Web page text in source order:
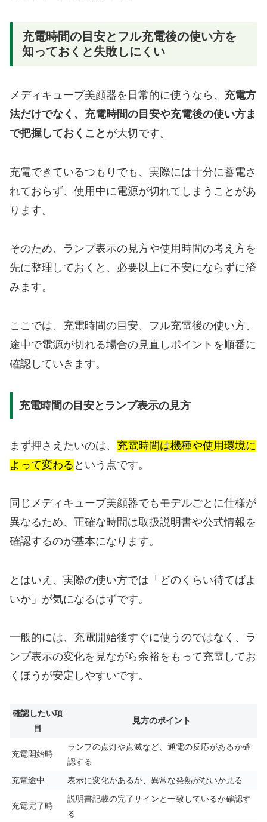
充電時間の目安とフル充電後の使い方を
知っておくと失敗しにくい
メディキューブ美顔器を日常的に使うなら、 充電方
法だけでなく、充電時間の目安や充電後の使い方ま
で把握しておくこと が大切です。
充電できているつもりでも、実際には十分に蓄電さ
れておらず、使用中に電源が切れてしまうことがあ
ります。
そのため、ランプ表示の見方や使用時間の考え方を
先に整理しておくと、必要以上に不安にならずに済
みます。
ここでは、充電時間の目安、フル充電後の使い方、
途中で電源が切れる場合の見直しポイントを順番に
確認していきます。
充電時間の目安とランプ表示の見方
まず押さえたいのは、 充電時間は機種や使用環境に
よって変わる という点です。
同じメディキューブ美顔器でもモデルごとに仕様が
異なるため、正確な時間は取扱説明書や公式情報を
確認するのが基本になります。
とはいえ、実際の使い方では「どのくらい待てばよ
いか」が気になるはずです。
一般的には、充電開始後すぐに使うのではなく、ラ
ンプ表示の変化を見ながら余裕をもって充電してお
くほうが安定しやすいです。
確認したい項
目
見方のポイント
充電開始時
ランプの点灯や点滅など、通電の反応があるか確
認する
充電途中
表示に変化があるか、異常な発熱がないか見る
充電完了時
説明書記載の完了サインと一致しているか確認す
る